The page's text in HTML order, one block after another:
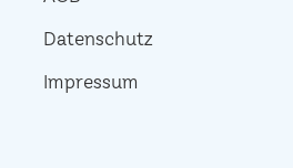
Datenschutz
Impressum